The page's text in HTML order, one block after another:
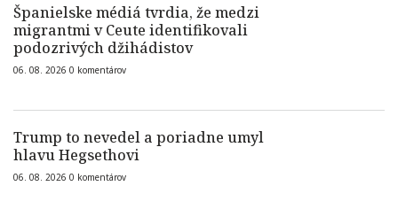
Španielske médiá tvrdia, že medzi
migrantmi v Ceute identifikovali
podozrivých džihádistov
06. 08. 2026 0 komentárov
Trump to nevedel a poriadne umyl
hlavu Hegsethovi
06. 08. 2026 0 komentárov